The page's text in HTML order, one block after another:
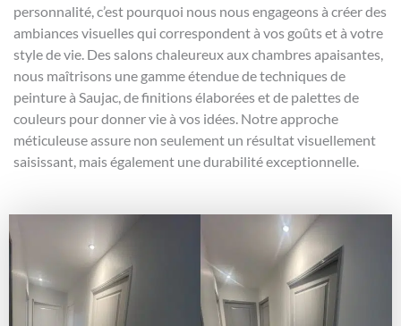
personnalité, c’est pourquoi nous nous engageons à créer des
ambiances visuelles qui correspondent à vos goûts et à votre
style de vie. Des salons chaleureux aux chambres apaisantes,
nous maîtrisons une gamme étendue de techniques de
peinture à Saujac, de finitions élaborées et de palettes de
couleurs pour donner vie à vos idées. Notre approche
méticuleuse assure non seulement un résultat visuellement
saisissant, mais également une durabilité exceptionnelle.